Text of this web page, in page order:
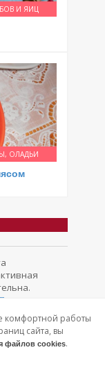
И ЯИЦ
ОЛАДЬИ
комфортной работы
сайта, вы
файлов cookies.